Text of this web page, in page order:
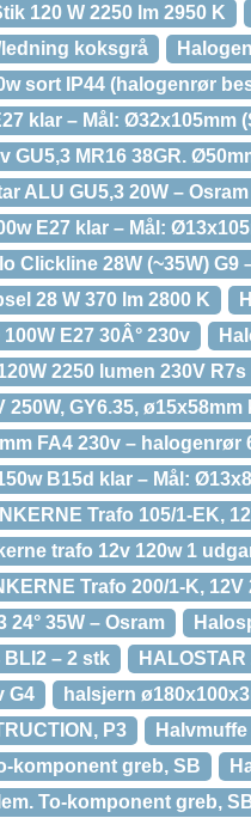
120 W 2250 lm 2950 K
koksgrå
sort IP44 (halogenrør
klar – Mål: Ø32x105mm
GU5,3 MR16 38GR.
ALU GU5,3 20W – Osram
E27 klar – Mål:
Clickline 28W (~35W) G9
28 W 370 lm 2800 K
E27 30Â° 230v
2250 lumen 230V R7s
GY6.35, ø15x58mm
FA4 230v – halogenrør
B15d klar – Mål:
Trafo 105/1-EK,
trafo 12v 120w 1
Trafo 200/1-K, 12V
24° 35W – Osram
BLI2 – 2 stk
G4
halsjern
P3
komponent greb, SB
To-komponent greb,